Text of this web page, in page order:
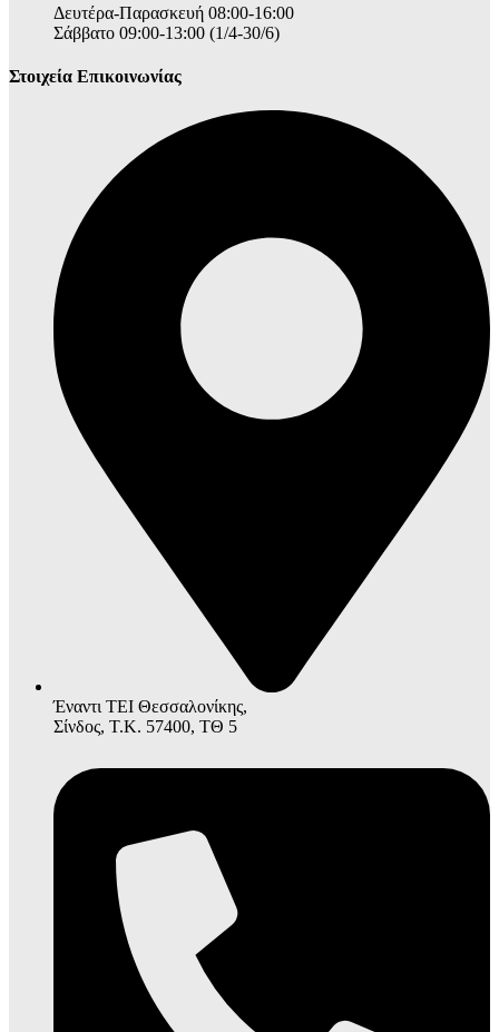
Δευτέρα-Παρασκευή 08:00-16:00
Σάββατο 09:00-13:00 (1/4-30/6)
Στοιχεία Επικοινωνίας
Έναντι ΤΕΙ Θεσσαλονίκης,
Σίνδος, Τ.Κ. 57400, ΤΘ 5